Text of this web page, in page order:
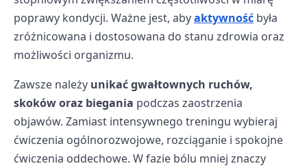
poprawy kondycji. Ważne jest, abyaktywność była
zróżnicowana i dostosowana do stanu zdrowia oraz
możliwości organizmu.
Zawsze należy unikać gwałtownych ruchów,
skoków oraz biegania podczas zaostrzenia
objawów. Zamiast intensywnego treningu wybieraj
ćwiczenia ogólnorozwojowe, rozciąganie i spokojne
ćwiczenia oddechowe. W fazie bólu mniej znaczy